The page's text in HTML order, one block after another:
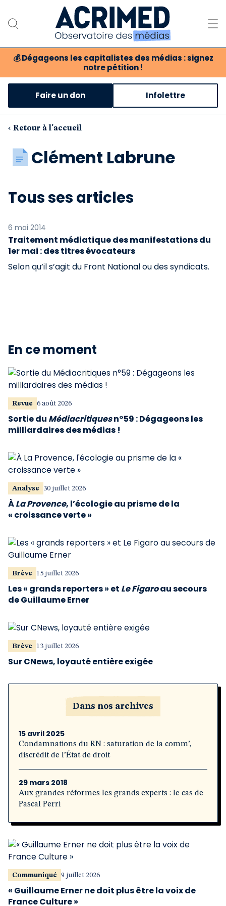
💰 Dégageons les capitalistes des médias : signez
notre pétition !
Notre association
Notre critique des médias
Nos propositions
Notre revue
Faire un don Infolettre
‹ Retour à l'accueil
Clément Labrune
Tous ses articles
6 mai 2014
Traitement médiatique des manifestations du
1er mai : des titres évocateurs
Selon qu’il s’agit du Front National ou des syndicats.
En ce moment
Revue 6 août 2026
Sortie du Médiacritiquesn°59 : Dégageons les
milliardaires des médias !
Analyse 30 juillet 2026
ÀLa Provence, l’écologie au prisme de la
« croissance verte »
Brève 15 juillet 2026
Les « grands reporters » et Le Figaroau secours
de Guillaume Erner
Brève 13 juillet 2026
Sur CNews, loyauté entière exigée
Dans nos archives
15 avril 2025
Condamnations du RN : saturation de la comm’,
discrédit de l’État de droit
29 mars 2018
Aux grandes réformes les grands experts : le cas de
Pascal Perri
Communiqué 9 juillet 2026
« Guillaume Erner ne doit plus être la voix de
France Culture »